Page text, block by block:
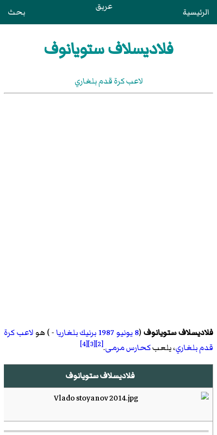
الرئيسية عريق بحث
فلاديسلاف ستويانوف
لاعب كرة قدم بلغاري
فلاديسلاف ستويانوف (8 يونيو 1987برنيكبلغاريا- ) هو لاعب كرة
قدمبلغاري، يلعبكحارس مرمى.
[2]
[3]
[4]
فلاديسلاف ستويانوف